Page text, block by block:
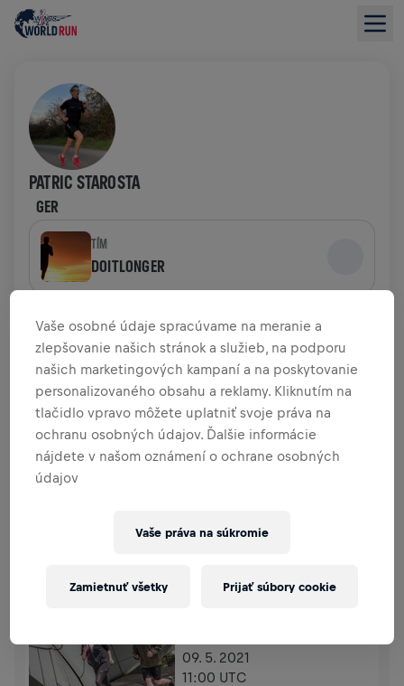
PATRIC STAROSTA
GER
TÍM
DOITLONGER
PREHĽAD FUNDRAISINGU
0,00 USD VYZBIERANÉ Z 0,00 USD CIEĽA
PRÍSPEVKY PRISPIEŤ
Prispej k zmene! 100 % z tvojho príspevku putuje
priamo na výskum poranení miechy.
09. 5. 2021
11:00 UTC
Vaše osobné údaje spracúvame na meranie a
zlepšovanie našich stránok a služieb, na podporu
našich marketingových kampaní a na poskytovanie
personalizovaného obsahu a reklamy. Kliknutím na
tlačidlo vpravo môžete uplatniť svoje práva na
ochranu osobných údajov. Ďalšie informácie
nájdete v našom oznámení o ochrane osobných
údajov
Vaše práva na súkromie
Zamietnuť všetky Prijať súbory cookie